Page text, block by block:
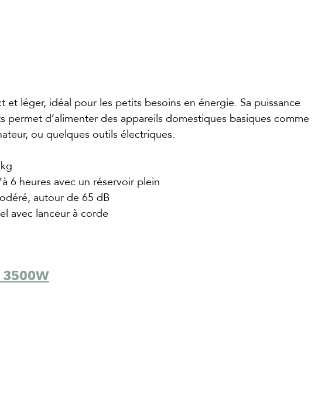
et léger, idéal pour les petits besoins en énergie. Sa puissance
permet d’alimenter des appareils domestiques basiques comme
ou quelques outils électriques.
6 heures avec un réservoir plein
autour de 65 dB
avec lanceur à corde
3500W